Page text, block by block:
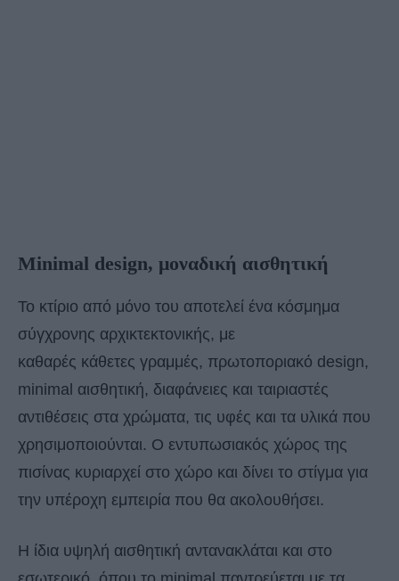
Minimal design, μοναδική αισθητική
Το κτίριο από μόνο του αποτελεί ένα κόσμημα
σύγχρονης αρχικτεκτονικής, με
καθαρές κάθετες γραμμές, πρωτοποριακό design,
minimal αισθητική, διαφάνειες και ταιριαστές
αντιθέσεις στα χρώματα, τις υφές και τα υλικά που
χρησιμοποιούνται. Ο εντυπωσιακός χώρος της
πισίνας κυριαρχεί στο χώρο και δίνει το στίγμα για
την υπέροχη εμπειρία που θα ακολουθήσει.
Η ίδια υψηλή αισθητική αντανακλάται και στο